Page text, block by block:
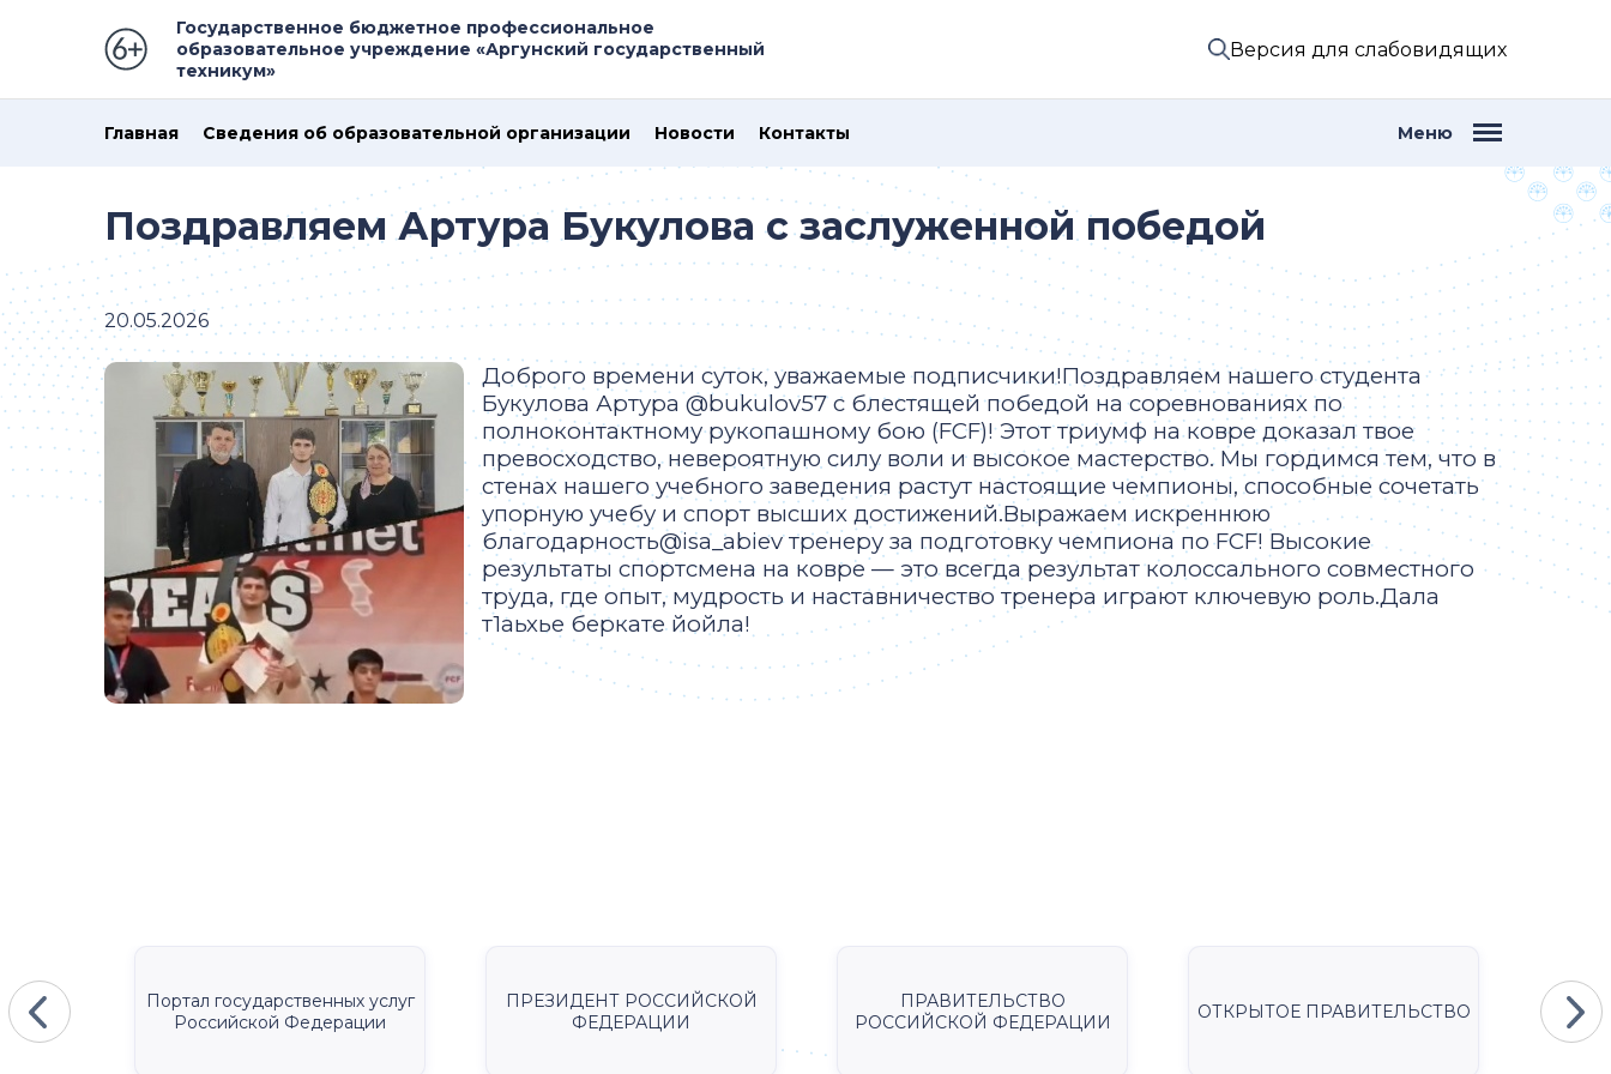
Государственное бюджетное профессиональное
образовательное учреждение «Аргунский государственный
техникум»
Версия для слабовидящих
Главная Сведения об образовательной организации Новости Контакты Меню
Поздравляем Артура Букулова с заслуженной победой
20.05.2026
Доброго времени суток, уважаемые подписчики!Поздравляем нашего студента
Букулова Артура @bukulov57 с блестящей победой на соревнованиях по
полноконтактному рукопашному бою (FCF)! Этот триумф на ковре доказал твое
превосходство, невероятную силу воли и высокое мастерство. Мы гордимся тем, что в
стенах нашего учебного заведения растут настоящие чемпионы, способные сочетать
упорную учебу и спорт высших достижений.Выражаем искреннюю
благодарность@isa_abiev тренеру за подготовку чемпиона по FCF! Высокие
результаты спортсмена на ковре — это всегда результат колоссального совместного
труда, где опыт, мудрость и наставничество тренера играют ключевую роль.Дала
т1аьхье беркате йойла!
Портал государственных услуг
Российской Федерации
ПРЕЗИДЕНТ РОССИЙСКОЙ
ФЕДЕРАЦИИ
ПРАВИТЕЛЬСТВО
РОССИЙСКОЙ ФЕДЕРАЦИИ
ОТКРЫТОЕ ПРАВИТЕЛЬСТВО